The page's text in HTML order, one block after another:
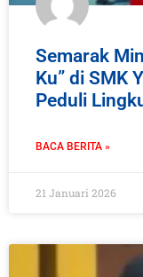
Semarak
Ku” di SMK
Peduli
BACA BERITA »
21 Januari 2026